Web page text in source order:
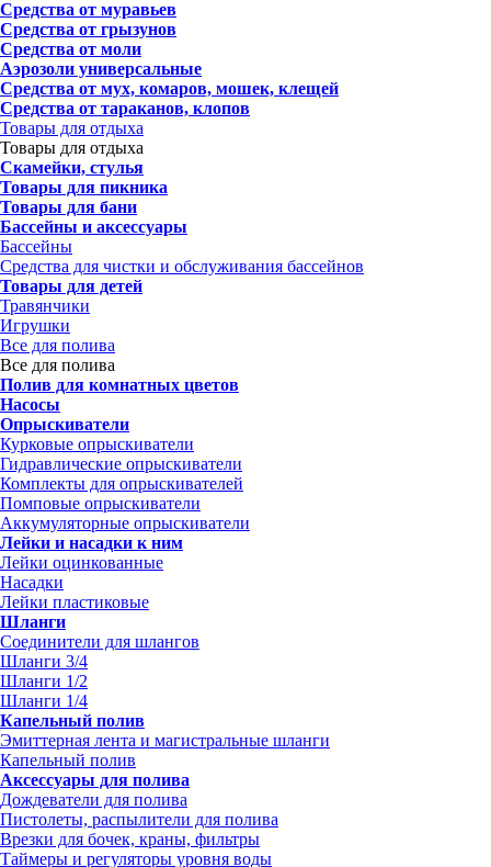
Средства от муравьев
Средства от грызунов
Средства от моли
Аэрозоли универсальные
Средства от мух, комаров, мошек, клещей
Средства от тараканов, клопов
Товары для отдыха
Товары для отдыха
Скамейки, стулья
Товары для пикника
Товары для бани
Бассейны и аксессуары
Бассейны
Средства для чистки и обслуживания бассейнов
Товары для детей
Травянчики
Игрушки
Все для полива
Все для полива
Полив для комнатных цветов
Насосы
Опрыскиватели
Курковые опрыскиватели
Гидравлические опрыскиватели
Комплекты для опрыскивателей
Помповые опрыскиватели
Аккумуляторные опрыскиватели
Лейки и насадки к ним
Лейки оцинкованные
Насадки
Лейки пластиковые
Шланги
Соединители для шлангов
Шланги 3/4
Шланги 1/2
Шланги 1/4
Капельный полив
Эмиттерная лента и магистральные шланги
Капельный полив
Аксессуары для полива
Дождеватели для полива
Пистолеты, распылители для полива
Врезки для бочек, краны, фильтры
Таймеры и регуляторы уровня воды